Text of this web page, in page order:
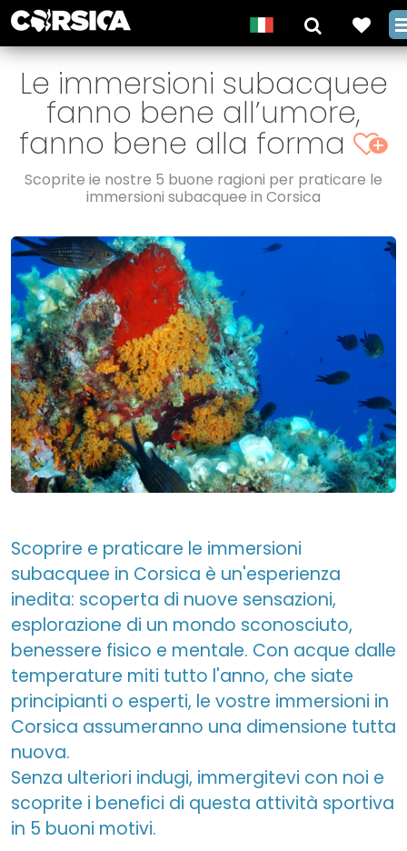
Le immersioni subacquee
fanno bene all’umore,
fanno bene alla forma +
Scoprite ie nostre 5 buone ragioni per praticare le
immersioni subacquee in Corsica
Scoprire e praticare le immersioni
subacquee in Corsica è un'esperienza
inedita: scoperta di nuove sensazioni,
esplorazione di un mondo sconosciuto,
benessere fisico e mentale. Con acque dalle
temperature miti tutto l'anno, che siate
principianti o esperti, le vostre immersioni in
Corsica assumeranno una dimensione tutta
nuova.
Senza ulteriori indugi, immergitevi con noi e
scoprite i benefici di questa attività sportiva
in 5 buoni motivi.